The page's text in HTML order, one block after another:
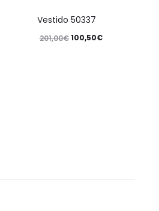
Vestido 50337
201,00€ 100,50€